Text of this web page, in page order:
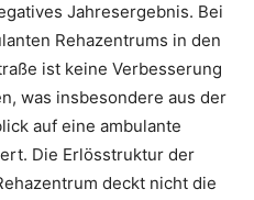
Jahresergebnis. Bei
Rehazentrums in den
ist keine Verbesserung
was insbesondere aus der
auf eine ambulante
Die Erlösstruktur der
deckt nicht die